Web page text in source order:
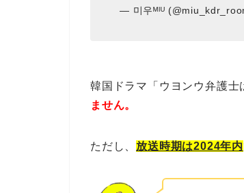
— 미우ᴹᴵᵁ
韓国ドラマ「ウヨンウ弁護
ません。
ただし、 放送時期は2024年内